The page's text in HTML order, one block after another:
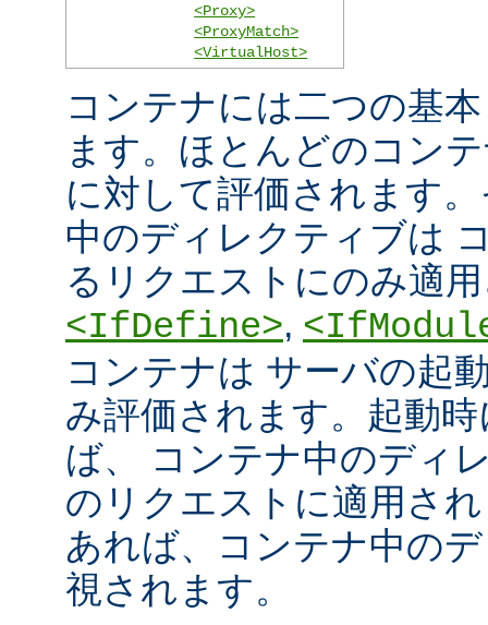
<Proxy>
<ProxyMatch>
<VirtualHost>
コンテナには二つの基
ます。ほとんどのコン
に対して評価されます
中のディレクティブは
るリクエストにのみ適
<IfDefine>,
コンテナは サーバの起
み評価されます。起動
ば、 コンテナ中のディ
のリクエストに適用さ
あれば、コンテナ中の
視されます。